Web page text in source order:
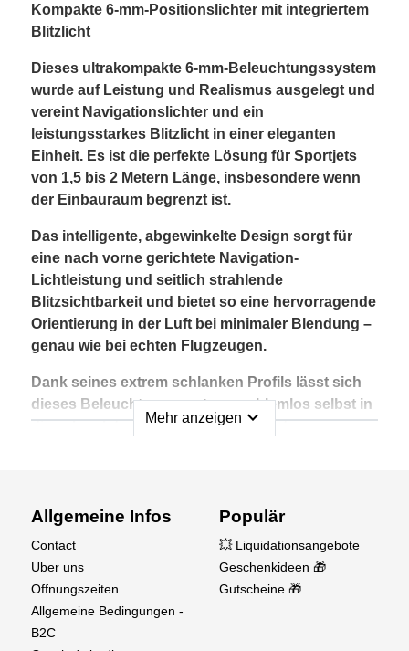
Kompakte 6-mm-Positionslichter mit integriertem
Blitzlicht
Dieses ultrakompakte 6-mm-Beleuchtungssystem
wurde auf Leistung und Realismus ausgelegt und
vereint Navigationslichter und ein
leistungsstarkes Blitzlicht in einer eleganten
Einheit. Es ist die perfekte Lösung für Sportjets
von 1,5 bis 2 Metern Länge, insbesondere wenn
der Einbauraum begrenzt ist.
Das intelligente, abgewinkelte Design sorgt für
eine nach vorne gerichtete Navigation-
Lichtleistung und seitlich strahlende
Blitzsichtbarkeit und bietet so eine hervorragende
Orientierung in der Luft bei minimaler Blendung –
genau wie bei echten Flugzeugen.
Dank seines extrem schlanken Profils lässt sich
dieses Beleuchtungssystem problemlos selbst in
die schmalsten Flügelspitzen von Jets,
Hauptmerkmale
Ultrakompaktes 6-mm-Profil für beengte
Einbausituationen
Doppelfunktion: Navigation + Blinklicht
Optimierte Lichtverteilung für maximale
Sichtbarkeit
Mehr anzeigen expand_more
Allgemeine Infos
Contact
Uber uns
Offnungszeiten
Allgemeine Bedingungen -
B2C
Populär
💥 Liquidationsangebote
Geschenkideen 🎁
Gutscheine 🎁